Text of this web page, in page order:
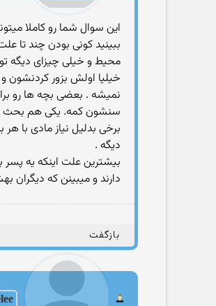
این سوال شما رو کاملا
ببینید کونی بودن چند تا
محیط و خیلی چیزای دیگه
خیلیا اولش بزور کردنشون
نمیشه . بعضی بچه ها رو
سنشون کمه. یکی هم بحث
برخی بدلیل نیاز مادی با
دیگه .
بیشترین علت اینکه یه
دارند و میبینن که
بازگفت